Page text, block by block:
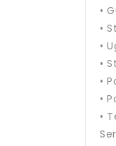
•
•
•
•
•
•
•